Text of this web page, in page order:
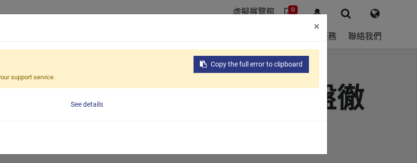
支援服務 聯絡我們
0
虛擬展覽館
電控磁盤徹底改變換模
慧：使用永磁式電控磁盤徹
×
Copy the full error to clipboard
support service.
See details